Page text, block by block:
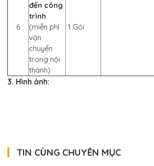
6
đến công
trình
(miễn phí
vận
chuyển
trong nội
thành)
1 Gói
3. Hình ảnh:
TIN CÙNG CHUYÊN MỤC